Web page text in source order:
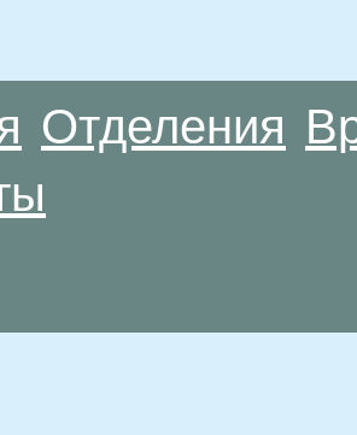
Отделения